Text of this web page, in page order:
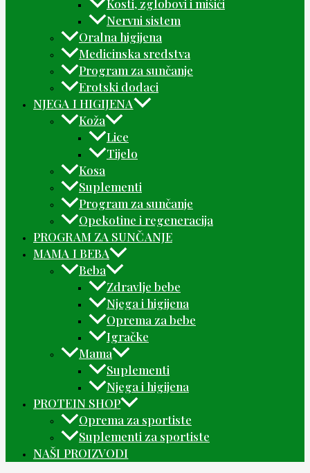
Kosti, zglobovi i mišići
Nervni sistem
Oralna higijena
Medicinska sredstva
Program za sunčanje
Erotski dodaci
NJEGA I HIGIJENA
Koža
Lice
Tijelo
Kosa
Suplementi
Program za sunčanje
Opekotine i regeneracija
PROGRAM ZA SUNČANJE
MAMA I BEBA
Beba
Zdravlje bebe
Njega i higijena
Oprema za bebe
Igračke
Mama
Suplementi
Njega i higijena
PROTEIN SHOP
Oprema za sportiste
Suplementi za sportiste
NAŠI PROIZVODI